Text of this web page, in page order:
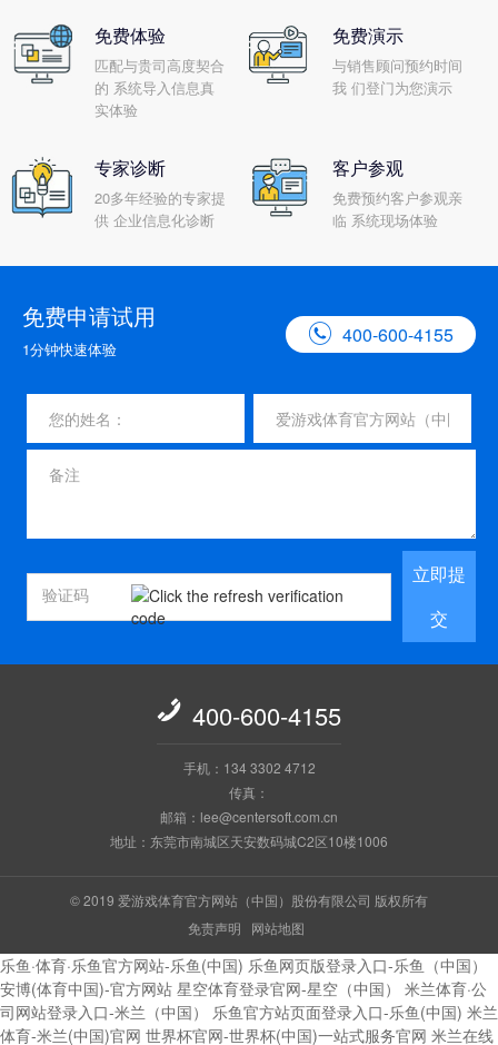
免费体验
匹配与贵司高度契合
的 系统导入信息真
实体验
免费演示
与销售顾问预约时间
我 们登门为您演示
专家诊断
20多年经验的专家提
供 企业信息化诊断
客户参观
免费预约客户参观亲
临 系统现场体验
免费申请试用
1分钟快速体验
 400-600-4155
立即提
交
 400-600-4155
手机：134 3302 4712
传真：
邮箱：lee@centersoft.com.cn
地址：东莞市南城区天安数码城C2区10楼1006
© 2019 爱游戏体育官方网站（中国）股份有限公司 版权所有
免责声明
网站地图
乐鱼·体育·乐鱼官方网站-乐鱼(中国) 乐鱼网页版登录入口-乐鱼（中国）
安博(体育中国)-官方网站 星空体育登录官网-星空（中国）
米兰体育·公
司网站登录入口-米兰（中国）
乐鱼官方站页面登录入口-乐鱼(中国) 米兰
体育-米兰(中国)官网 世界杯官网-世界杯(中国)一站式服务官网 米兰在线